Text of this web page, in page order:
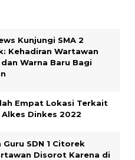
Kunjungi SMA 2
Kehadiran Wartawan
Warna Baru Bagi
Empat Lokasi Terkait
Dinkes 2022
SDN 1 Citorek
Disorot Karena di